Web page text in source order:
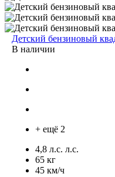
Детский бензиновый
В наличии
+ ещё 2
4,8 л.с. л.с.
65 кг
45 км/ч